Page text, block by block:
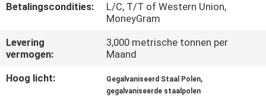
CONTACTEER
ONS
NIEUWS
Betalingscondities:
L/C, T/T of Western Union,
MoneyGram
Levering
vermogen:
3,000 metrische tonnen per
Maand
Hoog licht:
Gegalvaniseerd Staal Polen,
gegalvaniseerde staalpolen